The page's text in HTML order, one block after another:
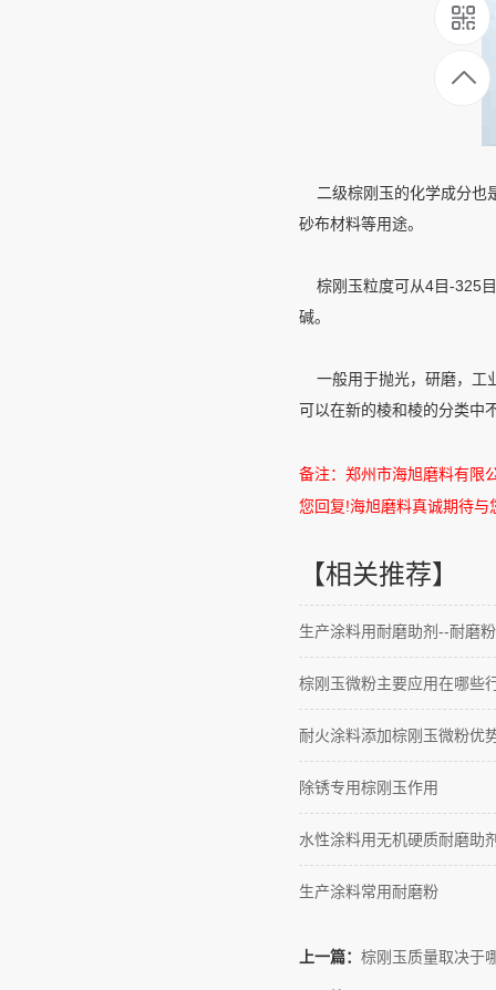
二级棕刚玉的化学成分也
砂布材料等用途。
棕刚玉粒度可从4目-325目
碱。
一般用于抛光，研磨，工
可以在新的棱和棱的分类中
备注：郑州市海旭磨料有限
您回复!海旭磨料真诚期待与
【相关推荐】
生产涂料用耐磨助剂--耐磨粉
棕刚玉微粉主要应用在哪些
耐火涂料添加棕刚玉微粉优
除锈专用棕刚玉作用
水性涂料用无机硬质耐磨助
生产涂料常用耐磨粉
上一篇： 棕刚玉质量取决于